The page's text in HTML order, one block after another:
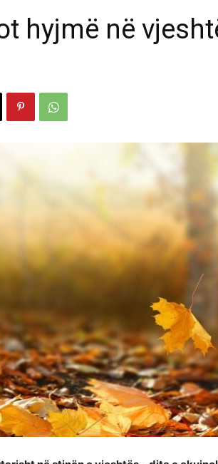
hyjmë në